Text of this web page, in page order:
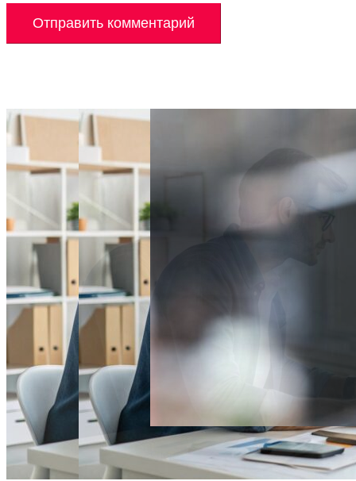
Спорт